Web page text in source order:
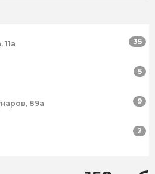
11а 35
5
89а 9
2